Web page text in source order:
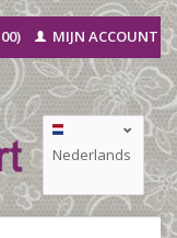
MIJN ACCOUNT
Nederlands
Deutsch